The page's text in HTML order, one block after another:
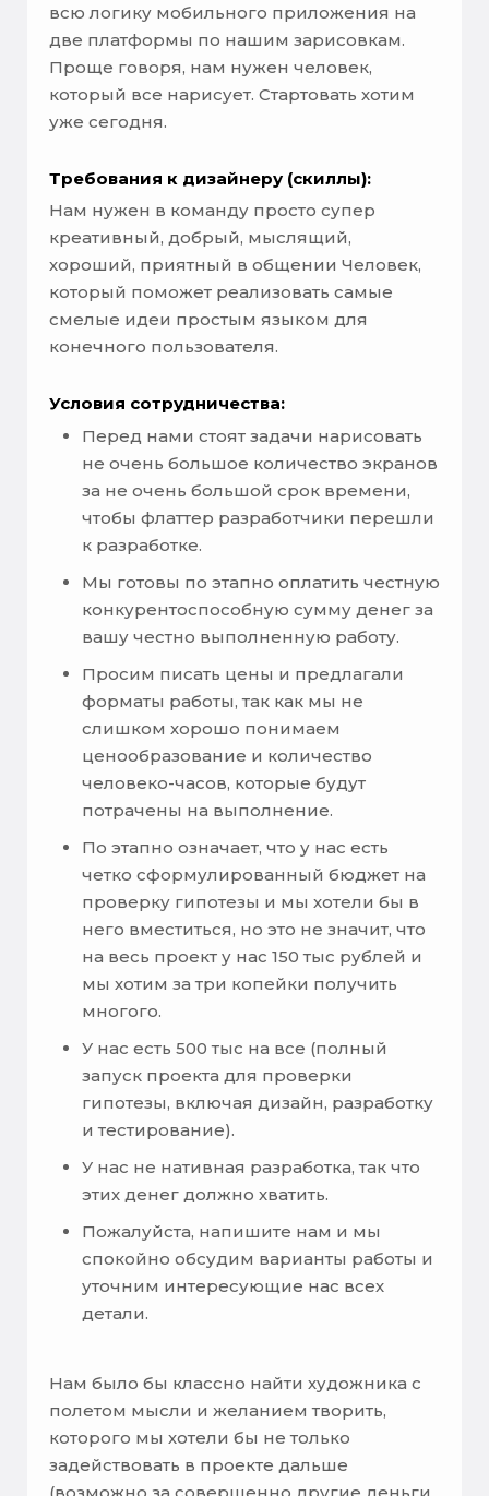
всю логику мобильного приложения на
две платформы по нашим зарисовкам.
Проще говоря, нам нужен человек,
который все нарисует. Стартовать хотим
уже сегодня.
Требования к дизайнеру (скиллы):
Нам нужен в команду просто супер
креативный, добрый, мыслящий,
хороший, приятный в общении Человек,
который поможет реализовать самые
смелые идеи простым языком для
конечного пользователя.
Условия сотрудничества:
Перед нами стоят задачи нарисовать
не очень большое количество экранов
за не очень большой срок времени,
чтобы флаттер разработчики перешли
к разработке.
Мы готовы по этапно оплатить честную
конкурентоспособную сумму денег за
вашу честно выполненную работу.
Просим писать цены и предлагали
форматы работы, так как мы не
слишком хорошо понимаем
ценообразование и количество
человеко-часов, которые будут
потрачены на выполнение.
По этапно означает, что у нас есть
четко сформулированный бюджет на
проверку гипотезы и мы хотели бы в
него вместиться, но это не значит, что
на весь проект у нас 150 тыс рублей и
мы хотим за три копейки получить
многого.
У нас есть 500 тыс на все (полный
запуск проекта для проверки
гипотезы, включая дизайн, разработку
и тестирование).
У нас не нативная разработка, так что
этих денег должно хватить.
Пожалуйста, напишите нам и мы
спокойно обсудим варианты работы и
уточним интересующие нас всех
детали.
Нам было бы классно найти художника с
полетом мысли и желанием творить,
которого мы хотели бы не только
задействовать в проекте дальше
(возможно за совершенно другие деньги,